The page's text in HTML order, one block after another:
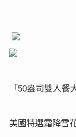
「50盎司雙人餐
美國特選霜降